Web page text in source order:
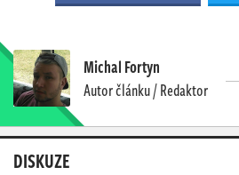
Michal Fortyn
Autor článku / Redaktor
DISKUZE